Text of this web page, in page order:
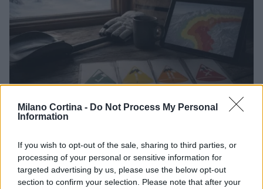
Milano Cortina - Do Not Process My Personal
Information
If you wish to opt-out of the sale, sharing to third parties, or
processing of your personal or sensitive information for
targeted advertising by us, please use the below opt-out
section to confirm your selection. Please note that after your
Pericolo valanghe: leggere bollettini e segnali per
Camilla Bellini · 5 Ago 2026
NEVE ESTREMA